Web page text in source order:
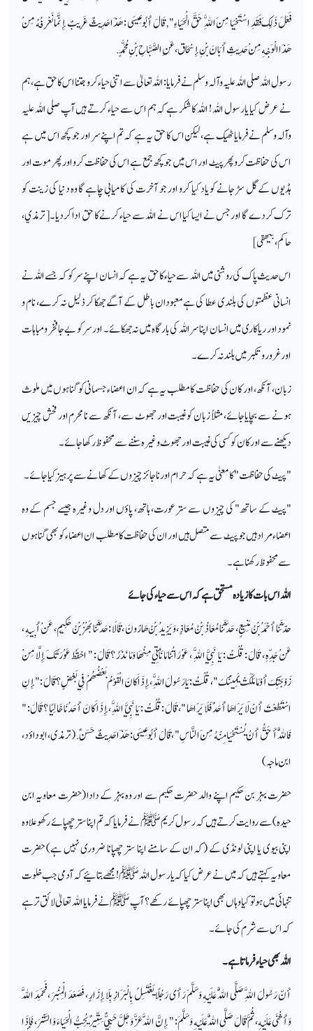
فَعَلَ ذَلِكَ فَقَدِ اسْتَحْيَا مِنَ اللَّهِ حَقَّ الْحَيَاءِ " , قَالَ أَبُو عِيسَى : هَذَا حَدِيثٌ غَرِيبٌ إِنَّمَا نَعْرِفُهُ مِنْ
هَذَا الْوَجْهِ مِنْ حَدِيثِ أَبَانَ بْنِ إِسْحَاق ، عَنِ الصَّبَّاحِ بْنِ مُحَمَّدٍ .
رسول اللہ صلی اللہ علیہ وآلہ وسلم نے فرمایا: اللہ تعالیٰ سے اتنی حیاء کرو جتنا اس کا حق ہے، ہم
نے عرض کیا یا رسول اللہ ! اللہ کا شکر ہے کہ ہم اس سے حیاء کرتے ہیں آپ صلی اللہ علیہ
وآلہ وسلم نے فرمایا ٹھیک ہے، لیکن اس کا حق یہ ہے کہ تم اپنے سر اور جو کچھ اس میں ہے
اس کی حفاظت کرو پھر پیٹ اور اس میں جو کچھ جمع ہے اس کی حفاظت کرو اور پھر موت اور
ہڈیوں کے گل سڑ جانے کو یاد کیا کرو اور جو آخرت کی کامیابی چاہے گا وہ دنیا کی زینت کو
ترک کر دے گا اور جس نے ایسا کیا اس نے اللہ سے حیاء کرنے کا حق ادا کر دیا۔[ ترمذي،
حاكم، بيهقى]
اس حدیث پاک کی روشنی میں اللہ سے حیاء کا حق یہ ہے کہ انسان اپنے سر کو کہ جسے اللہ نے
انسانی عظمتوں کی بلندی عطا کی ہےمعبودان باطل کے آگے جھکا کر ذلیل نہ کرے، نام و
نمود اور ریاکاری میں انسان اپنا سر اللہ کی بارگاہ میں نہ جھکائے۔ اور سر کو بے جا فخر و مباہات
اور غرور و تکبر میں بلند نہ کرے۔
زبان، آنکھ، اور کان کی حفاظت کا مطلب یہ ہے کہ ان اعضاء جسمانی کو گناہوں میں ملوث
ہونے سے بچایا جائے، مثلاً زبان کو غیبت اور جھوٹ سے، آنکھ سے نامحرم اور فحش چیزیں
دیکھنے سے اور کان کو کسی کی غیبت اور جھوٹ وغیرہ سننے سے محفوظ رکھا جائے۔
"پیٹ کی حفاظت" کا معنیٰ یہ ہے کہ حرام اور ناجائز چیزوں کے کھانے سے پرہیز کیا جائے۔
"پیٹ کے ساتھ" کی چیزوں سے ستر عورت، ہاتھ، پاؤں اور دل وغیرہ جیسے جسم کے وہ
اعضاء مراد ہیں جو پیٹ سے متصل ہیں اور ان کی حفاظت کا مطلب ان اعضاء کو بھی گناہوں
سے محفوظ رکھنا ہے۔
اللہ اس بات کا زیادہ مستحق ہے کہ اس سے حیاء کی جائے
حدَّثَنَا أَحْمَدُ بْنُ مَنِيعٍ ، حَدَّثَنَا مُعَاذُ بْنُ مُعَاذٍ ، وَيَزِيدُ بْنُ هَارُونَ ، قَالَا : حَدَّثَنَا بَهْزُ بْنُ حَكِيمٍ ، عَنْ أَبِيهِ ،
عَنْ جَدِّهِ ، قَالَ : قُلْتُ : يَا نَبِيَّ اللَّهِ ، عَوْرَاتُنَا مَا نَأْتِي مِنْهَا وَمَا نَذَرُ ؟ قَالَ : " احْفَظْ عَوْرَتَكَ إِلَّا مِنْ
زَوْجَتِكَ أَوْ مَا مَلَكَتْ يَمِينُكَ " ، قُلْتُ : يَا رَسُولَ اللَّهِ ، إِذَا كَانَ الْقَوْمُ بَعْضُهُمْ فِي بَعْضٍ ؟ قَالَ : " إِنِ
اسْتَطَعْتَ أَنْ لَا يَرَاهَا أَحَدٌ فَلَا يَرَاهَا " ، قَالَ : قُلْتُ : يَا نَبِيَّ اللَّهِ ، إِذَا كَانَ أَحَدُنَا خَالِيًا ؟ قَالَ : "
فَاللَّهُ أَحَقُّ أَنْ يُسْتَحْيَا مِنْهُ مِنَ النَّاسِ " ، قَالَ أَبُو عِيسَى : هَذَا حَدِيثٌ حَسَنٌ. (ترمذی، ابوداؤد،
ابن ماجہ)
حضرت بہز بن حکیم اپنے والد حضرت حکیم سے اور وہ بہز کے دادا (حضرت معاویہ ابن
حیدہ) سے روایت کرتے ہیں کہ رسول کریم ﷺ نے فرمایا کہ تم اپنا ستر چھپائے رکھو علاوہ
اپنی بیوی یا اپنی لونڈی کے (کہ ان کے سامنے اپنا ستر چھپانا ضروری نہیں ہے) حضرت
معاویہ کہتے ہیں کہ میں نے عرض کیا کہ یا رسول اللہ ﷺ ! مجھے بتائیے کہ آدمی جب خلوت
تنہائی میں ہو تو کیا وہاں بھی اپنا ستر چھپائے رکھے؟ آپ ﷺ نے فرمایا اللہ تعالیٰ لائق تر ہے
کہ اس سے شرم کی جائے ۔
اللہ بھی حیاء فرماتا ہے۔
أَنّ رَسُولَ اللَّهِ صَلَّى اللَّهُ عَلَيْهِ وَسَلَّمَ رَأَى رَجُلًا يَغْتَسِلُ بِالْبَرَازِ بِلَا إِزَارٍ ، فَصَعَدَ الْمِنْبَرَ ، فَحَمِدَ اللَّهَ
وَأَثْنَى عَلَيْهِ ، ثُمَّ قَالَ صَلَّى اللَّهُ عَلَيْهِ وَسَلَّمَ : " إِنَّ اللَّهَ عَزَّ وَجَلَّ حَيِيٌّ سِتِّيرٌ يُحِبُّ الْحَيَاءَ وَالسَّتْرَ ، فَإِذَا